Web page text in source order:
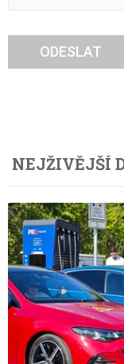
ODESLAT
NEJŽIVĚJŠÍ